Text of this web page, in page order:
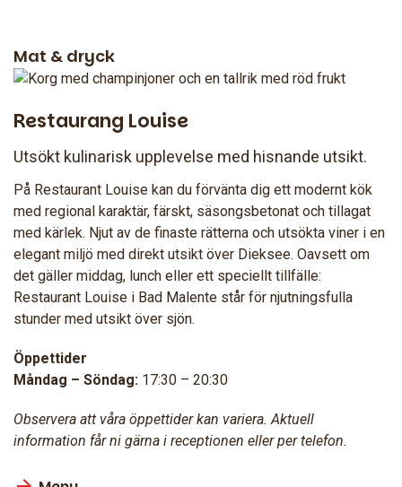
Mat & dryck
Restaurang Louise
Utsökt kulinarisk upplevelse med hisnande utsikt.
På Restaurant Louise kan du förvänta dig ett modernt kök
med regional karaktär, färskt, säsongsbetonat och tillagat
med kärlek. Njut av de finaste rätterna och utsökta viner i en
elegant miljö med direkt utsikt över Dieksee. Oavsett om
det gäller middag, lunch eller ett speciellt tillfälle:
Restaurant Louise i Bad Malente står för njutningsfulla
stunder med utsikt över sjön.
Öppettider
Måndag – Söndag: 17:30 – 20:30
Observera att våra öppettider kan variera. Aktuell
information får ni gärna i receptionen eller per telefon.